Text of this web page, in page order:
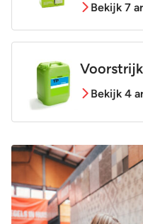
Bekijk 7
Bekijk 4